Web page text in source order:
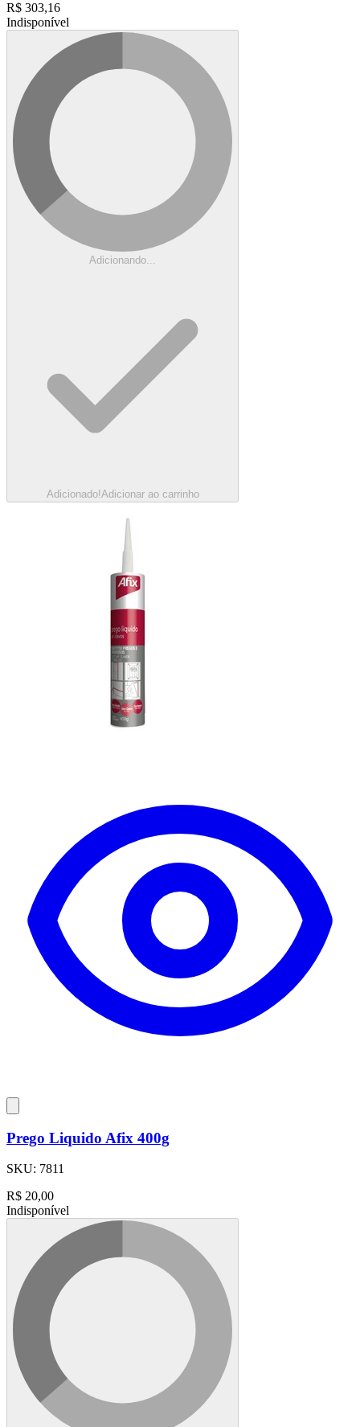
R$ 303,16
Indisponível
Adicionando...
Adicionado!Adicionar ao carrinho
Prego Liquido Afix 400g
SKU: 7811
R$ 20,00
Indisponível